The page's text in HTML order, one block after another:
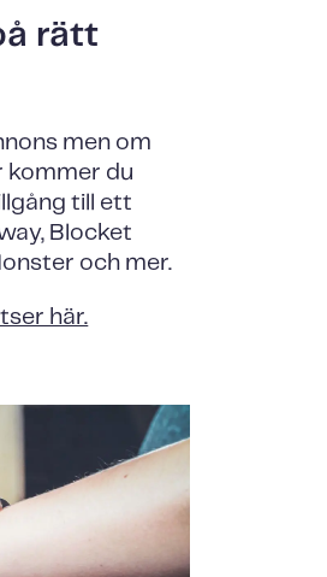
rätt
men om
kommer du
till ett
Blocket
och mer.
här.